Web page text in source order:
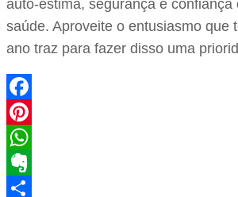
auto-estima, segurança e confiança
saúde. Aproveite o entusiasmo que
ano traz para fazer disso uma
Facebook
Pinterest
WhatsApp
Evernote